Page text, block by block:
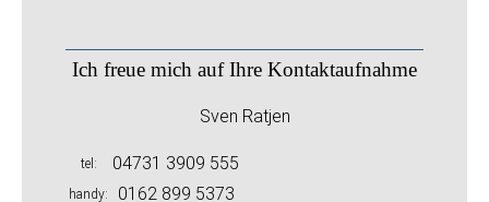
Ich freue mich auf Ihre Kontaktaufnahme
Sven Ratjen
tel 04731 3909 555
handy 0162 899 5373